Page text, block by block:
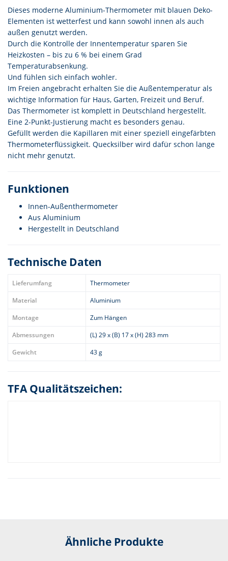
Dieses moderne Aluminium-Thermometer mit blauen Deko-
Elementen ist wetterfest und kann sowohl innen als auch
außen genutzt werden.
Durch die Kontrolle der Innentemperatur sparen Sie
Heizkosten – bis zu 6 % bei einem Grad
Temperaturabsenkung.
Und fühlen sich einfach wohler.
Im Freien angebracht erhalten Sie die Außentemperatur als
wichtige Information für Haus, Garten, Freizeit und Beruf.
Das Thermometer ist komplett in Deutschland hergestellt.
Eine 2-Punkt-Justierung macht es besonders genau.
Gefüllt werden die Kapillaren mit einer speziell eingefärbten
Thermometerflüssigkeit. Quecksilber wird dafür schon lange
nicht mehr genutzt.
Funktionen
Innen-Außenthermometer
Aus Aluminium
Hergestellt in Deutschland
Technische Daten
Lieferumfang
Thermometer
Material
Aluminium
Montage
Zum Hängen
Abmessungen
(L) 29 x (B) 17 x (H) 283 mm
Gewicht
43 g
TFA Qualitätszeichen:
Ähnliche Produkte